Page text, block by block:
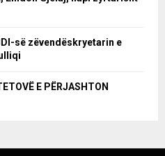
së zëvendëskryetarin e
E PËRJASHTON